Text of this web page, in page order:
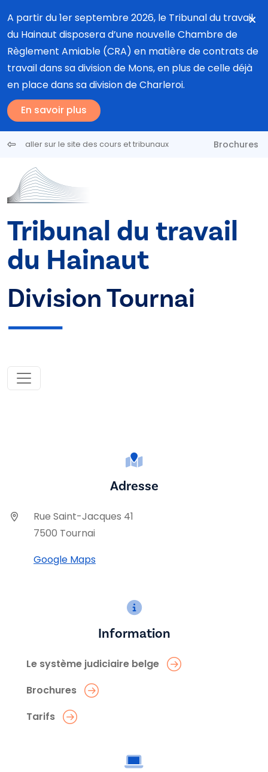
A partir du 1er septembre 2026, le Tribunal du travail
du Hainaut disposera d’une nouvelle Chambre de
Règlement Amiable (CRA) en matière de contrats de
travail dans sa division de Mons, en plus de celle déjà
en place dans sa division de Charleroi.
En savoir plus
aller sur le site des cours et tribunaux Brochures
Tribunal du travail
du Hainaut
Division Tournai
Adresse
Rue Saint-Jacques 41
7500 Tournai
Google Maps
Information
Le système judiciaire belge
Brochures
Tarifs